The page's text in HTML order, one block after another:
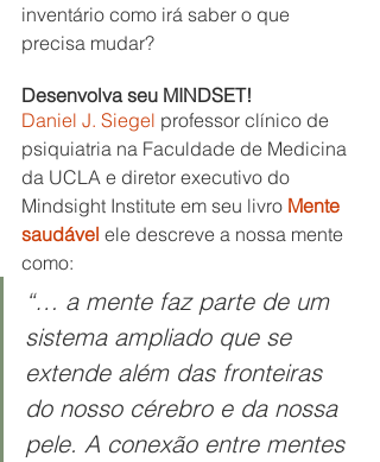
inventário como irá saber o que
precisa mudar?
Desenvolva seu MINDSET!
Daniel J. Siegel professor clínico de
psiquiatria na Faculdade de Medicina
da UCLA e diretor executivo do
Mindsight Institute em seu livro Mente
saudável ele descreve a nossa mente
como:
“… a mente faz parte de um
sistema ampliado que se
extende além das fronteiras
do nosso cérebro e da nossa
pele. A conexão entre mentes